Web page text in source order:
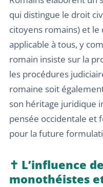
qui distingue le droit
citoyens romains) et le
applicable à tous, y
romain insiste sur la
les procédures
romaine soit
son héritage juridique
pensée occidentale et
pour la future
✝️ L’influence
monothéistes